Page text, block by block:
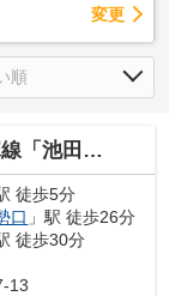
変更
リーム池田満寿美町◆
徒歩5分
口 」駅 徒歩26分
徒歩30分
13